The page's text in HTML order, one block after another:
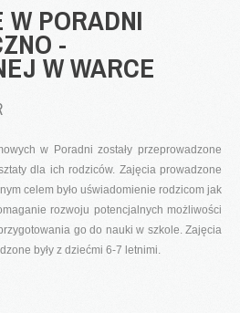
W PORADNI
-
WWARCE
w Poradni zostały przeprowadzone
dla ich rodziców. Zajęcia prowadzone
celem było uświadomienie rodzicom jak
rozwoju potencjalnych możliwości
go do nauki w szkole. Zajęcia
były z dziećmi 6-7 letnimi.